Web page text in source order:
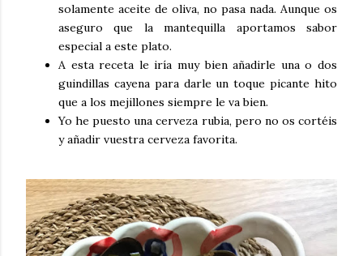
solamente aceite de oliva, no pasa nada. Aunque os
aseguro que la mantequilla aportamos sabor
especial a este plato.
A esta receta le iría muy bien añadirle una o dos
guindillas cayena para darle un toque picante hito
que a los mejillones siempre le va bien.
Yo he puesto una cerveza rubia, pero no os cortéis
y añadir vuestra cerveza favorita.